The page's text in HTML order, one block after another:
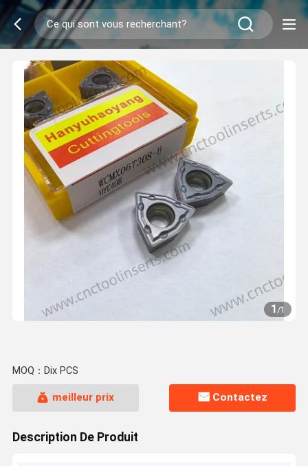
1/1
MOQ：Dix PCS
meilleur prix Contactez
Description De Produit